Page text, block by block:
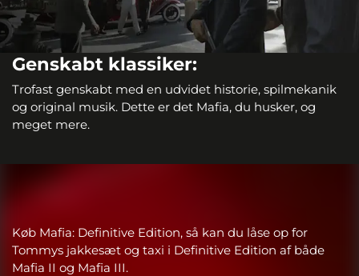
Genskabt klassiker:
Trofast genskabt med en udvidet historie, spilmekanik
og original musik. Dette er det Mafia, du husker, og
meget mere.
Køb Mafia: Definitive Edition, så kan du låse op for
Tommys jakkesæt og taxi i Definitive Edition af både
Mafia II og Mafia III.